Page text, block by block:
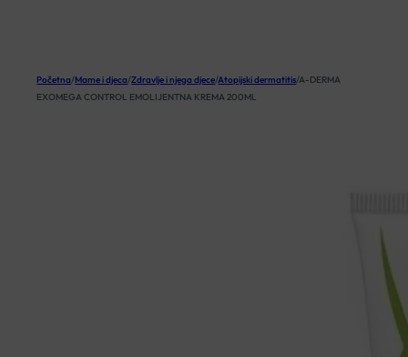
Početna/Mame i djeca/Zdravlje i njega djece/Atopijski dermatitis/A-DERMA
EXOMEGA CONTROL EMOLIJENTNA KREMA 200ML